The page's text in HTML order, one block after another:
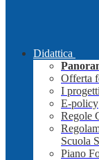
Didattica
Offerta
I
E-policy
Regole
Scuola
Piano